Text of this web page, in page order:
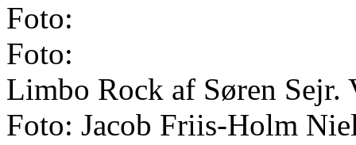
Foto:
Foto:
Limbo Rock af Søren
Foto: Jacob Friis-Holm